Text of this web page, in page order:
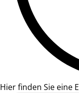
Hier finden Sie eine